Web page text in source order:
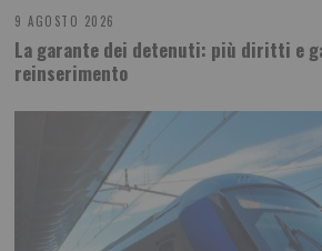
9 AGOSTO 2026
La garante dei detenuti: più diritti e
reinserimento